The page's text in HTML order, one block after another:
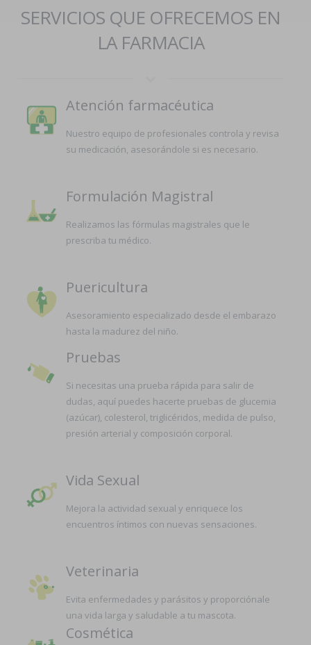
SERVICIOS QUE OFRECEMOS EN
LA FARMACIA
Atención farmacéutica
Nuestro equipo de profesionales controla y revisa
su medicación, asesorándole si es necesario.
Formulación Magistral
Realizamos las fórmulas magistrales que le
prescriba tu médico.
Puericultura
Asesoramiento especializado desde el embarazo
hasta la madurez del niño.
Pruebas
Si necesitas una prueba rápida para salir de
dudas, aquí puedes hacerte pruebas de glucemia
(azúcar), colesterol, triglicéridos, medida de pulso,
presión arterial y composición corporal.
Vida Sexual
Mejora la actividad sexual y enriquece los
encuentros íntimos con nuevas sensaciones.
Veterinaria
Evita enfermedades y parásitos y proporciónale
una vida larga y saludable a tu mascota.
Cosmética